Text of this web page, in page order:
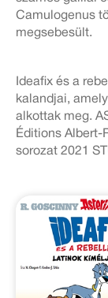
Camulogenus
megsebesült.
Ideafix és a
kalandjai,
alkottak meg.
Éditions Albert-
sorozat 2021